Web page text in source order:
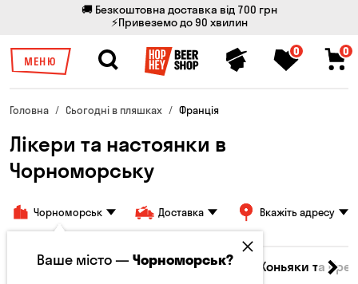
🚚 Безкоштовна доставка від 700 грн
⚡Привеземо до 90 хвилин
МЕНЮ
0 0
Головна Сьогодні в пляшках Франція
Лікери та настоянки в
Чорноморську
Чорноморськ Доставка Вкажіть адресу
Соджу Лікери та настоянки Коньяки та
Ваше місто —Чорноморськ?